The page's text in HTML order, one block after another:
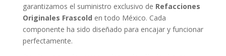
garantizamos el suministro exclusivo de Refacciones
Originales Frascold en todo México. Cada
componente ha sido diseñado para encajar y funcionar
perfectamente.